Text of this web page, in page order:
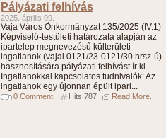
Pályázati felhívás
2025. április 09.
Vaja Város Önkormányzat 135/2025 (IV.1)
Képviselő-testületi határozata alapján az
ipartelep megnevezésű külterületi
ingatlanok (vajai 0121/23-0121/30 hrsz-ú)
hasznosítására pályázati felhívást ír ki.
Ingatlanokkal kapcsolatos tudnivalók: Az
ingatlanok egy újonnan épült ipari...
0 Comment Hits:787 Read More...